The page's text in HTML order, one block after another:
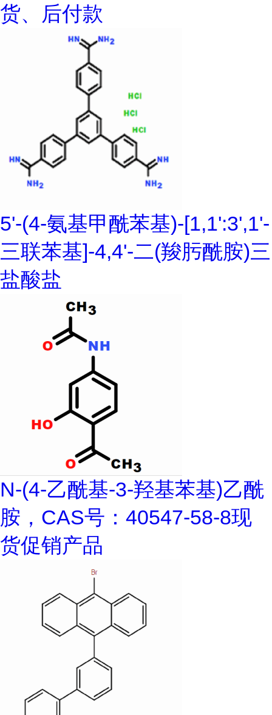
货、后付款
5'-(4-氨基甲酰苯基)-[1,1':3',1'-
三联苯基]-4,4'-二(羧肟酰胺)三
盐酸盐
N-(4-乙酰基-3-羟基苯基)乙酰
胺，CAS号：40547-58-8现
货促销产品